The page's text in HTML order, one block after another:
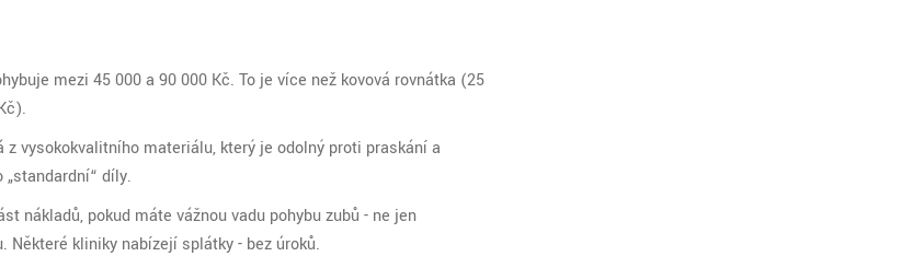
mezi 45 000 a 90 000 Kč. To je více než kovová rovnátka (25
vysokokvalitního materiálu, který je odolný proti praskání a
díly.
nákladů, pokud máte vážnou vadu pohybu zubů - ne jen
kliniky nabízejí splátky - bez úroků.